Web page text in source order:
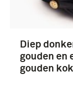
Diep
gouden en
gouden